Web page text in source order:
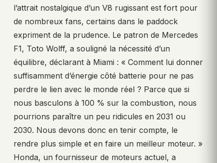
l’attrait nostalgique d’un V8 rugissant est fort pour
de nombreux fans, certains dans le paddock
expriment de la prudence. Le patron de Mercedes
F1, Toto Wolff, a souligné la nécessité d’un
équilibre, déclarant à Miami : « Comment lui donner
suffisamment d’énergie côté batterie pour ne pas
perdre le lien avec le monde réel ? Parce que si
nous basculons à 100 % sur la combustion, nous
pourrions paraître un peu ridicules en 2031 ou
2030. Nous devons donc en tenir compte, le
rendre plus simple et en faire un meilleur moteur. »
Honda, un fournisseur de moteurs actuel, a